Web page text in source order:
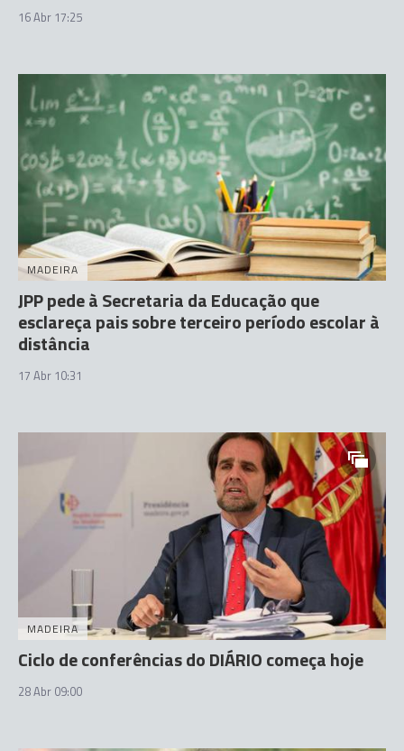
16 Abr 17:25
MADEIRA
JPP pede à Secretaria da Educação que
esclareça pais sobre terceiro período escolar à
distância
17 Abr 10:31
MADEIRA
Ciclo de conferências do DIÁRIO começa hoje
28 Abr 09:00